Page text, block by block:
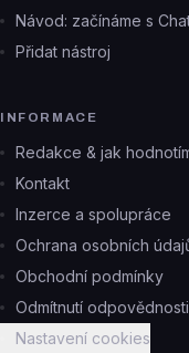
Návod: začínáme s
Přidat nástroj
INFORMACE
Redakce & jak
Kontakt
Inzerce a spolupráce
Ochrana osobních
Obchodní podmínky
Odmítnutí odpovědnosti
Nastavení cookies